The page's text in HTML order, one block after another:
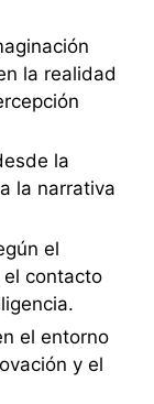
la realidad
la
la narrativa
el
contacto
el entorno
y el